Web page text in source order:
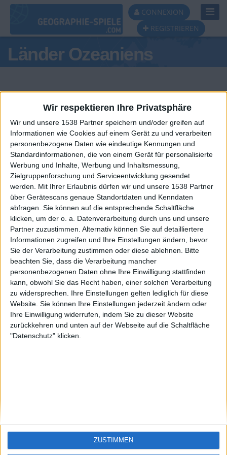
Wir respektieren Ihre Privatsphäre
Wir und unsere 1538 Partner speichern und/oder greifen auf
Informationen wie Cookies auf einem Gerät zu und verarbeiten
personenbezogene Daten wie eindeutige Kennungen und
Standardinformationen, die von einem Gerät für personalisierte
Werbung und Inhalte, Werbung und Inhaltsmessung,
Zielgruppenforschung und Serviceentwicklung gesendet
werden. Mit Ihrer Erlaubnis dürfen wir und unsere 1538 Partner
über Gerätescans genaue Standortdaten und Kenndaten
abfragen. Sie können auf die entsprechende Schaltfläche
klicken, um der o. a. Datenverarbeitung durch uns und unsere
Partner zuzustimmen. Alternativ können Sie auf detailliertere
Informationen zugreifen und Ihre Einstellungen ändern, bevor
Sie der Verarbeitung zustimmen oder diese ablehnen. Bitte
beachten Sie, dass die Verarbeitung mancher
personenbezogenen Daten ohne Ihre Einwilligung stattfinden
kann, obwohl Sie das Recht haben, einer solchen Verarbeitung
zu widersprechen. Ihre Einstellungen gelten lediglich für diese
Website. Sie können Ihre Einstellungen jederzeit ändern oder
Ihre Einwilligung widerrufen, indem Sie zu dieser Website
zurückkehren und unten auf der Webseite auf die Schaltfläche
"Datenschutz" klicken.
ZUSTIMMEN
CONNEXION
REGISTRIEREN
Länder Ozeaniens
Tagespodest
#1
calima15
#2
KXM aus der
Oberpfalz
#3
HagenVonTronje
#4 R.Seifert
🇺🇸 We noticed you’re visiting
from an English-speaking
country
Join our American version now and be
among the firsts to submit your score
on our leaderboards!
Let's visit GeoHeroes.com!